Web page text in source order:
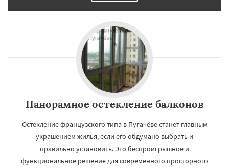
Панорамное остекление балконов
Остекление французского типа в Пугачёве станет главным
украшением жилья, если его обдумано выбрать и
правильно установить. Это беспроигрышное и
функциональное решение для современного просторного